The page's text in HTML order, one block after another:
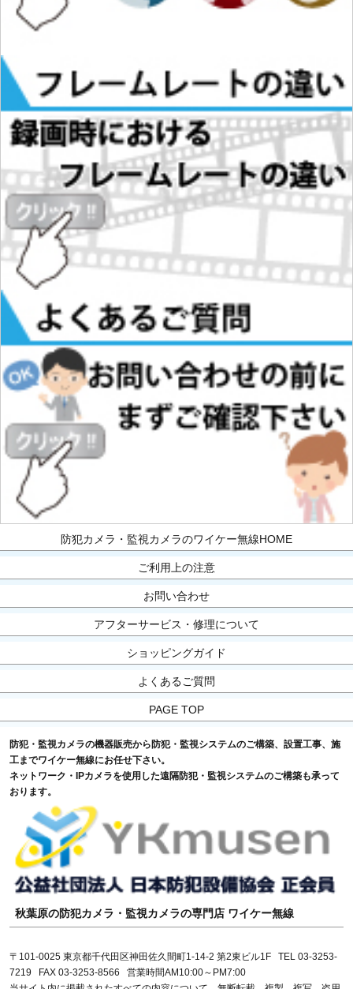
防犯カメラ・監視カメラのワイケー無線HOME
ご利用上の注意
お問い合わせ
アフターサービス・修理について
ショッピングガイド
よくあるご質問
PAGE TOP
防犯・監視カメラの機器販売から防犯・監視システムのご構築、設置工事、施
工までワイケー無線にお任せ下さい。
ネットワーク・IPカメラを使用した遠隔防犯・監視システムのご構築も承って
おります。
秋葉原の防犯カメラ・監視カメラの専門店 ワイケー無線
〒101-0025 東京都千代田区神田佐久間町1-14-2 第2東ビル1F TEL 03-3253-
7219 FAX 03-3253-8566 営業時間AM10:00～PM7:00